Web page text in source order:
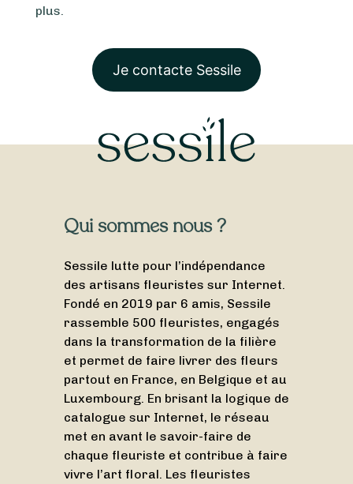
plus.
Je contacte Sessile
Qui sommes nous ?
Sessile lutte pour l’indépendance
des artisans fleuristes sur Internet.
Fondé en 2019 par 6 amis, Sessile
rassemble 500 fleuristes, engagés
dans la transformation de la filière
et permet de faire livrer des fleurs
partout en France, en Belgique et au
Luxembourg. En brisant la logique de
catalogue sur Internet, le réseau
met en avant le savoir-faire de
chaque fleuriste et contribue à faire
vivre l’art floral. Les fleuristes